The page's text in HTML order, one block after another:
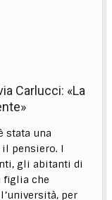
Carlucci: «La
stata una
pensiero. I
gli abitanti di
figlia che
per